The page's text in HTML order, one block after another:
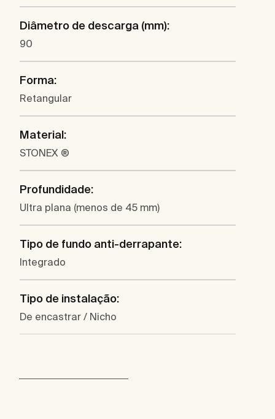
Diâmetro de descarga (mm):
90
Forma:
Retangular
Material:
STONEX ®
Profundidade:
Ultra plana (menos de 45 mm)
Tipo de fundo anti-derrapante:
Integrado
Tipo de instalação:
De encastrar / Nicho